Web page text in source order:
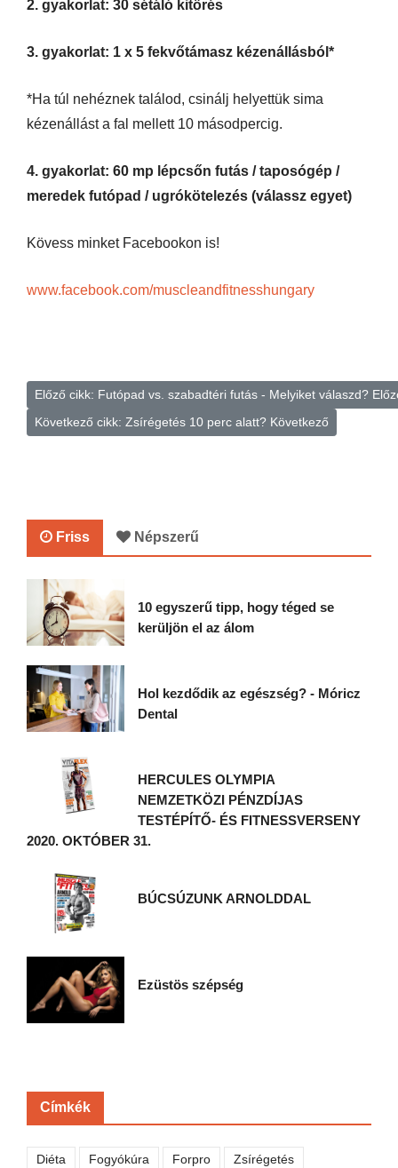
2. gyakorlat: 30 sétáló kitörés
3. gyakorlat: 1 x 5 fekvőtámasz kézenállásból*
*Ha túl nehéznek találod, csinálj helyettük sima
kézenállást a fal mellett 10 másodpercig.
4. gyakorlat: 60 mp lépcsőn futás / taposógép /
meredek futópad / ugrókötelezés (válassz egyet)
Kövess minket Facebookon is!
www.facebook.com/muscleandfitnesshungary
Előző cikk: Futópad vs. szabadtéri futás - Melyiket válaszd?
Következő cikk: Zsírégetés 10 perc alatt? Következő
Friss Népszerű
10 egyszerű tipp, hogy téged se
kerüljön el az álom
Hol kezdődik az egészség? - Móricz
Dental
HERCULES OLYMPIA
NEMZETKÖZI PÉNZDÍJAS
TESTÉPÍTŐ- ÉS FITNESSVERSENY
2020. OKTÓBER 31.
BÚCSÚZUNK ARNOLDDAL
Ezüstös szépség
Címkék
Diéta Fogyókúra Forpro Zsírégetés